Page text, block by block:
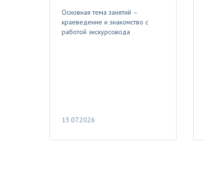
Основная тема занятий –
краеведение и знакомство с
работой экскурсовода
13.07.2026